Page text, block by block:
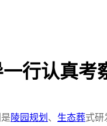
行认真考
陵园规划 、 生态葬式研